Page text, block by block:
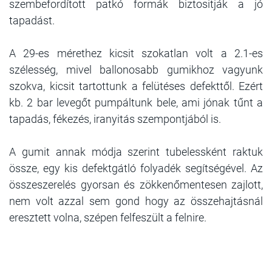
szembefordított patkó formák biztositják a jó
tapadást.
A 29-es mérethez kicsit szokatlan volt a 2.1-es
szélesség, mivel ballonosabb gumikhoz vagyunk
szokva, kicsit tartottunk a felütéses defekttől. Ezért
kb. 2 bar levegőt pumpáltunk bele, ami jónak tűnt a
tapadás, fékezés, iranyitás szempontjából is.
A gumit annak módja szerint tubelessként raktuk
össze, egy kis defektgátló folyadék segítségével. Az
összeszerelés gyorsan és zökkenőmentesen zajlott,
nem volt azzal sem gond hogy az összehajtásnál
eresztett volna, szépen felfeszült a felnire.